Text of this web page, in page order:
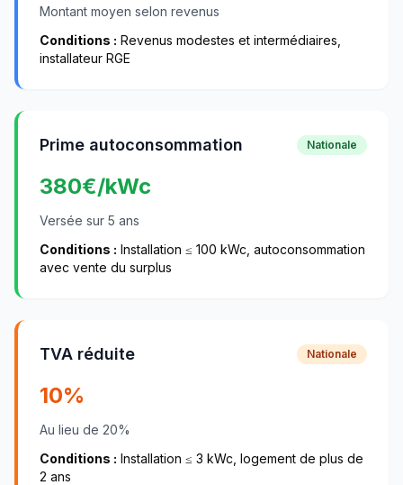
Montant moyen selon revenus
Conditions : Revenus modestes et intermédiaires,
installateur RGE
Prime autoconsommation Nationale
380€/kWc
Versée sur 5 ans
Conditions : Installation ≤ 100 kWc, autoconsommation
avec vente du surplus
TVA réduite Nationale
10%
Au lieu de 20%
Conditions : Installation ≤ 3 kWc, logement de plus de
2 ans